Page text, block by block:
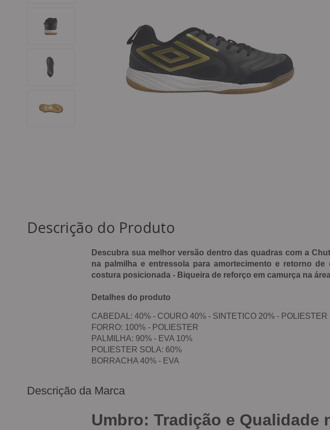
Descrição do Produto
Descubra sua melhor versão dentro das quadras com a
na palmilha e entressola para amortecimento e retorno
costura posicionada - Biqueira de reforço em camurça na
Detalhes do produto
CABEDAL: 40% - COURO 40% - SINTETICO 20% - POLIESTER
FORRO: 100% - POLIESTER
PALMILHA: 90% - EVA 10%
POLIESTER SOLA: 60%
BORRACHA 40% - EVA
Descrição da Marca
Umbro: Tradição e Qualidade